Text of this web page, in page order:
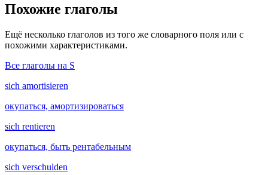
Похожие глаголы
Ещё несколько глаголов из того же словарного поля или с
похожими характеристиками.
Все глаголы на S
sich amortisieren
окупаться, амортизироваться
sich rentieren
окупаться, быть рентабельным
sich verschulden